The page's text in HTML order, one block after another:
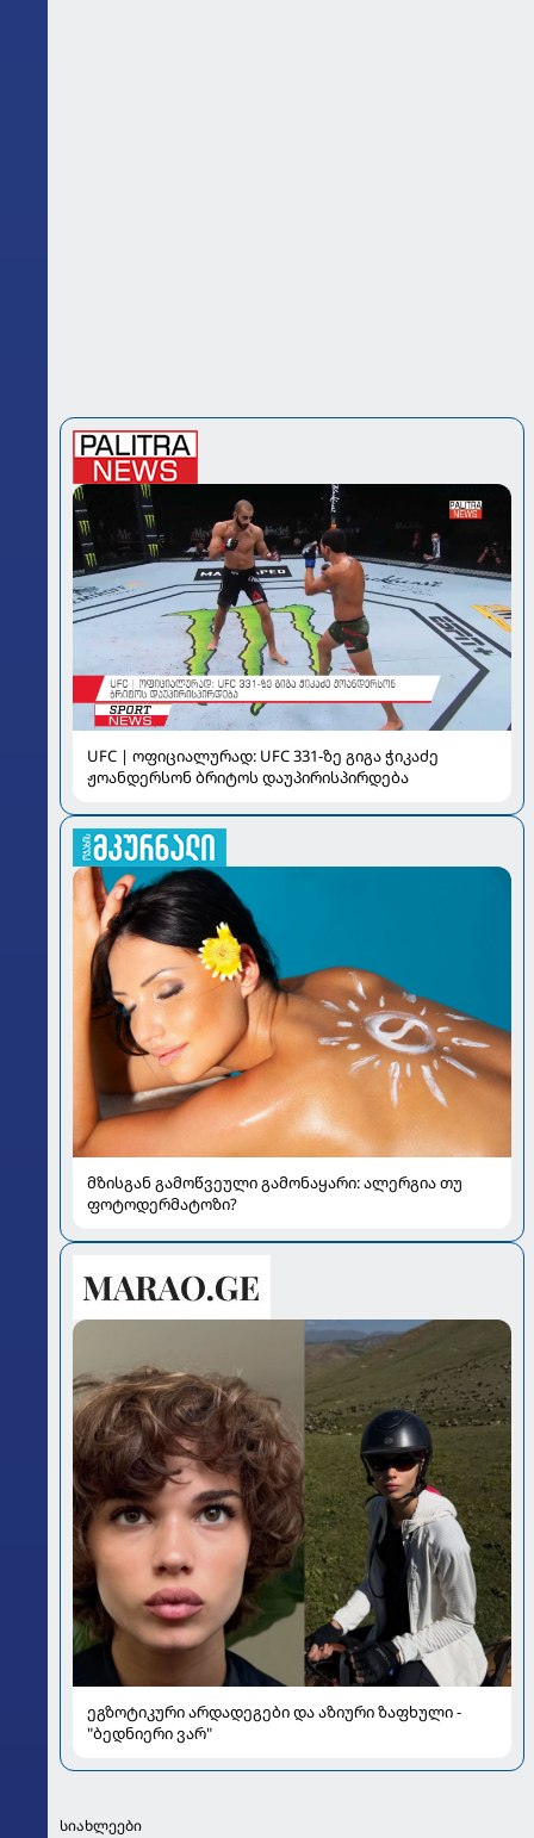
UFC | ოფიციალურად: UFC 331-ზე გიგა ჭიკაძე
ჟოანდერსონ ბრიტოს დაუპირისპირდება
მზისგან გამოწვეული გამონაყარი: ალერგია თუ
ფოტოდერმატოზი?
ეგზოტიკური არდადეგები და აზიური ზაფხული -
"ბედნიერი ვარ"
სიახლეები